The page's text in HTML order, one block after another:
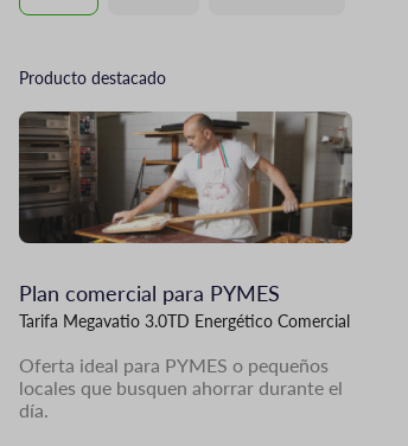
Producto destacado
Imagen
Plan comercial para PYMES
Tarifa Megavatio 3.0TD Energético Comercial
Oferta ideal para PYMES o pequeños
locales que busquen ahorrar durante el
día.